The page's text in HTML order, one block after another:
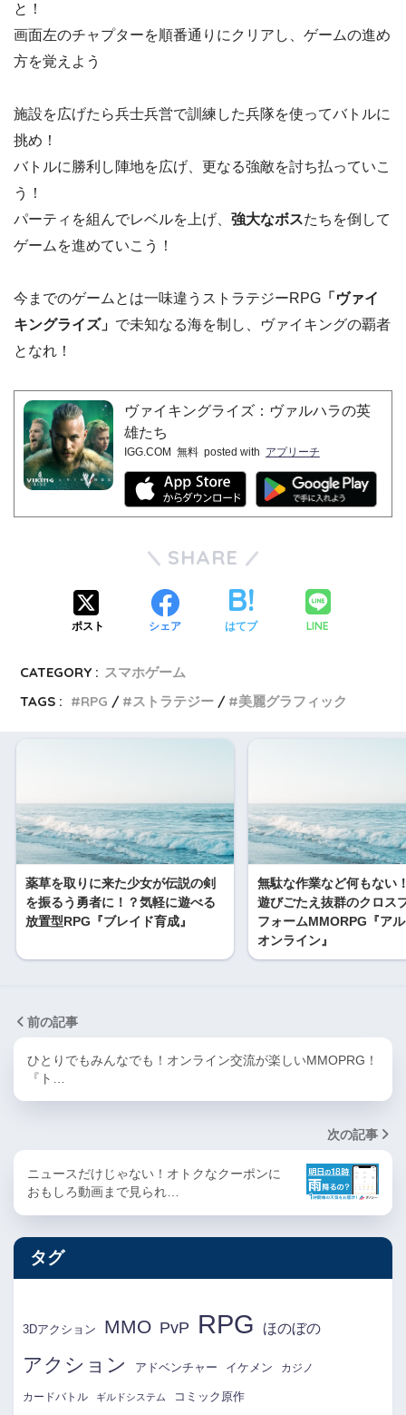
と！
画面左のチャプターを順番通りにクリアし、ゲームの進め
方を覚えよう
施設を広げたら兵士兵営で訓練した兵隊を使ってバトルに
挑め！
バトルに勝利し陣地を広げ、更なる強敵を討ち払っていこ
う！
パーティを組んでレベルを上げ、 強大なボスたちを倒して
ゲームを進めていこう！
今までのゲームとは一味違うストラテジーRPG 「ヴァイ
キングライズ」 で未知なる海を制し、ヴァイキングの覇者
となれ！
ヴァイキングライズ：ヴァルハラの英
雄たち
IGG.COM 無料 posted with アプリーチ
SHARE
ポスト シェア はてブ LINE
CATEGORY : スマホゲーム
TAGS :
RPG ストラテジー 美麗グラフィック
薬草を取りに来た少女が伝説の剣
を振るう勇者に！？気軽に遊べる
放置型RPG『ブレイド育成』
無駄な作業など何もない
遊びごたえ抜群のクロス
フォームMMORPG『ア
オンライン』
前の記事
ひとりでもみんなでも！オンライン交流が楽しいMMOPRG！
『ト…
次の記事
ニュースだけじゃない！オトクなクーポンに
おもしろ動画まで見られ…
タグ
3Dアクション MMO PvP RPG ほのぼの
アクション アドベンチャー イケメン カジノ
カードバトル ギルドシステム コミック原作